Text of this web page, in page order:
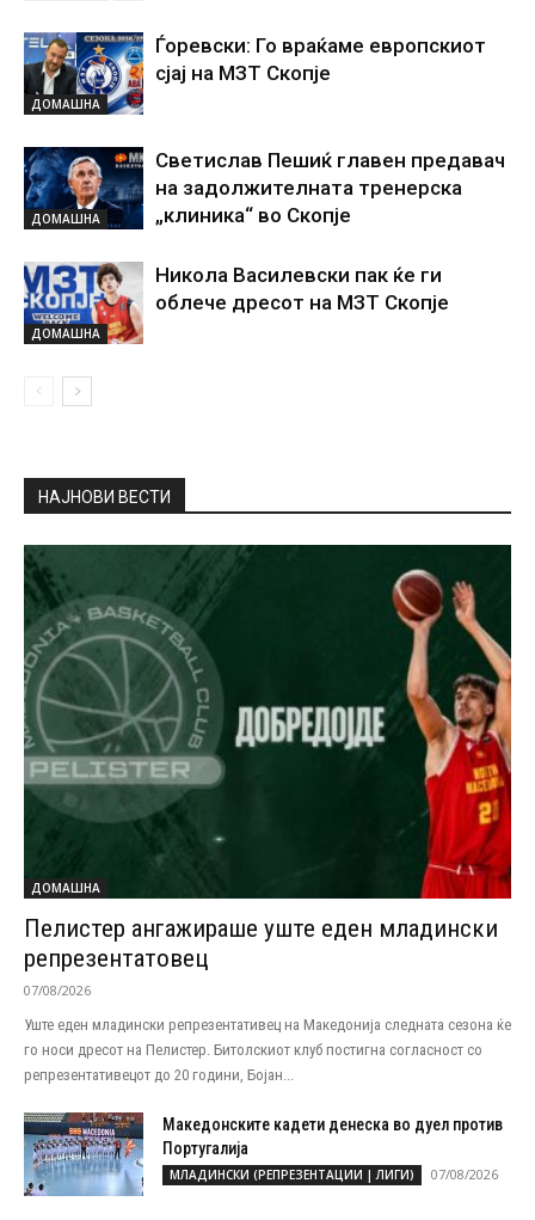
ДОМАШНА
Ѓоревски: Го враќаме европскиот
сјај на МЗТ Скопје
ДОМАШНА
Светислав Пешиќ главен предавач
на задолжителната тренерска
„клиника“ во Скопје
ДОМАШНА
Никола Василевски пак ќе ги
облече дресот на МЗТ Скопје
НАЈНОВИ ВЕСТИ
ДОМАШНА
Пелистер ангажираше уште еден младински
репрезентатовец
07/08/2026
Уште еден младински репрезентативец на Македонија следната сезона ќе
го носи дресот на Пелистер. Битолскиот клуб постигна согласност со
репрезентативецот до 20 години, Бојан...
Македонските кадети денеска во дуел против
Португалија
МЛАДИНСКИ (РЕПРЕЗЕНТАЦИИ | ЛИГИ) 07/08/2026